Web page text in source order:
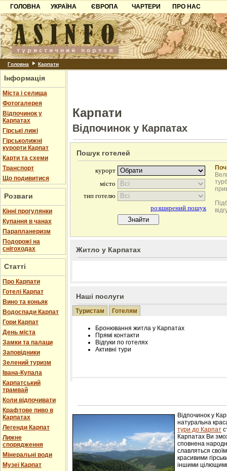
ГОЛОВНА
УКРАЇНА
Карпати
Азов
Причорноморря
Шацьк
ЄВРОПА
Чорногорія
Хорватія
Болгарія
ЧАРТЕРИ
ПРО НАС
Контакти
Партнерам
Додати готель
Головна Карпати
Інформація
Міста і селища
Фотогалерея
Відпочинок у
Карпатах
Гірські лижі
Гірськолижні
курорти Карпат
Карти та схеми
Транспорт
Що подивитися
Розваги
Кінні прогулянки
Купання в чанах
Парапланеризм
Подорожі на
снігоходах
Статті
Про Карпати
Готелі Карпат
Вино та коньяк
Водоспади Карпат
Гори Карпат
День міста
Замки та палаци
Заповідники
Зелений туризм
Івана-Купала
Карпатський
трамвай
Коли відпочивати
Крафтове пиво в
Карпатах
Легенди Карпат
Лижне
спорядження
Мінеральні води
Музеї Карпат
Карпати
Відпочинок у Карпатах
Пошук готелей
Житло у Карпатах
Наші послуги
Туристам Готелям
Бронювання житла у Карпатах
Прямі контакти
Відгуки по готелях
Активні тури
Лічільник відвідувачів
Відпочинок у
натуральна
тури до Карпат
Карпатах Ви
сповнена
славляться
красивими
іншими